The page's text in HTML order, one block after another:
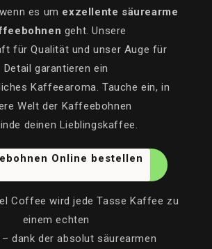
es um exzellente säurearme
geht. Unsere
für Qualität und unser Auge für
Detail garantieren ein
Kaffeearoma. Tauche ein, in
Welt der Kaffeebohnen
deinen Lieblingskaffee.
Online bestellen
Coffee wird jede Tasse Kaffee zu
einem echten
dank der absolut säurearmen